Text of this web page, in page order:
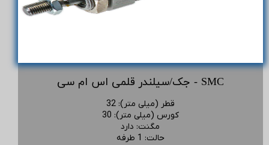
جک/سیلندر قلمی اس ام سی - SMC
قطر (میلی متر):
32
کورس (میلی متر):
30
مگنت: دارد
حالت: 1 طرفه